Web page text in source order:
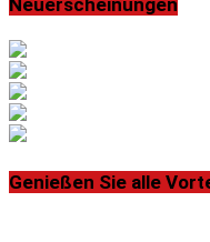
Genießen Sie alle